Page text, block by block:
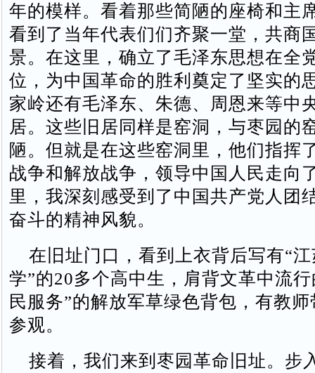
年的模样。看着那些简陋的座椅和主
看到了当年代表们们齐聚一堂，共商
景。在这里，确立了毛泽东思想在全
位，为中国革命的胜利奠定了坚实的
家岭还有毛泽东、朱德、周恩来等中
居。这些旧居同样是窑洞，与枣园的
陋。但就是在这些窑洞里，他们指挥
战争和解放战争，领导中国人民走向
里，我深刻感受到了中国共产党人团
奋斗的精神风貌。
在旧址门口，看到上衣背后写有“江
学”的20多个高中生，肩背文革中流
民服务”的解放军草绿色背包，有教
参观。
接着，我们来到枣园革命旧址。步